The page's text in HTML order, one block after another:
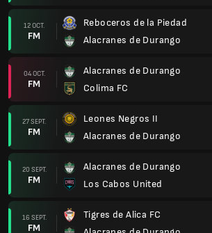
12 OCT.
FM
Reboceros de la Piedad
Alacranes de Durango
04 OCT.
FM
Alacranes de Durango
Colima FC
27 SEPT.
FM
Leones Negros II
Alacranes de Durango
20 SEPT.
FM
Alacranes de Durango
Los Cabos United
16 SEPT.
FM
Tigres de Alica FC